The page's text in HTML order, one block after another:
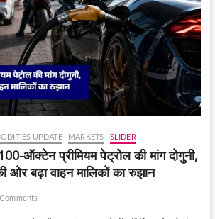
UPDATE MARKETS SLIDER
ऑक्टेन प्रीमियम पेट्रोल की मांग दोगुनी,
ओर बढ़ा वाहन मालिकों का रुझान